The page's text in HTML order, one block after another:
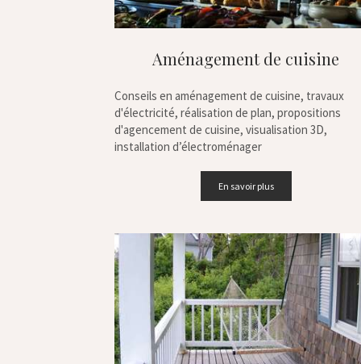
Aménagement de cuisine
Conseils en aménagement de cuisine, travaux
d'électricité, réalisation de plan, propositions
d'agencement de cuisine, visualisation 3D,
installation d’électroménager
En savoir plus